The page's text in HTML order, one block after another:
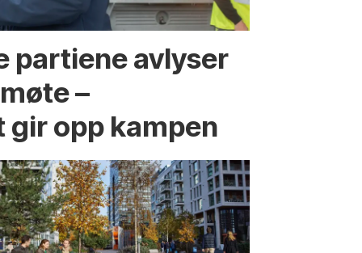
partiene avlyser
–
opp kampen